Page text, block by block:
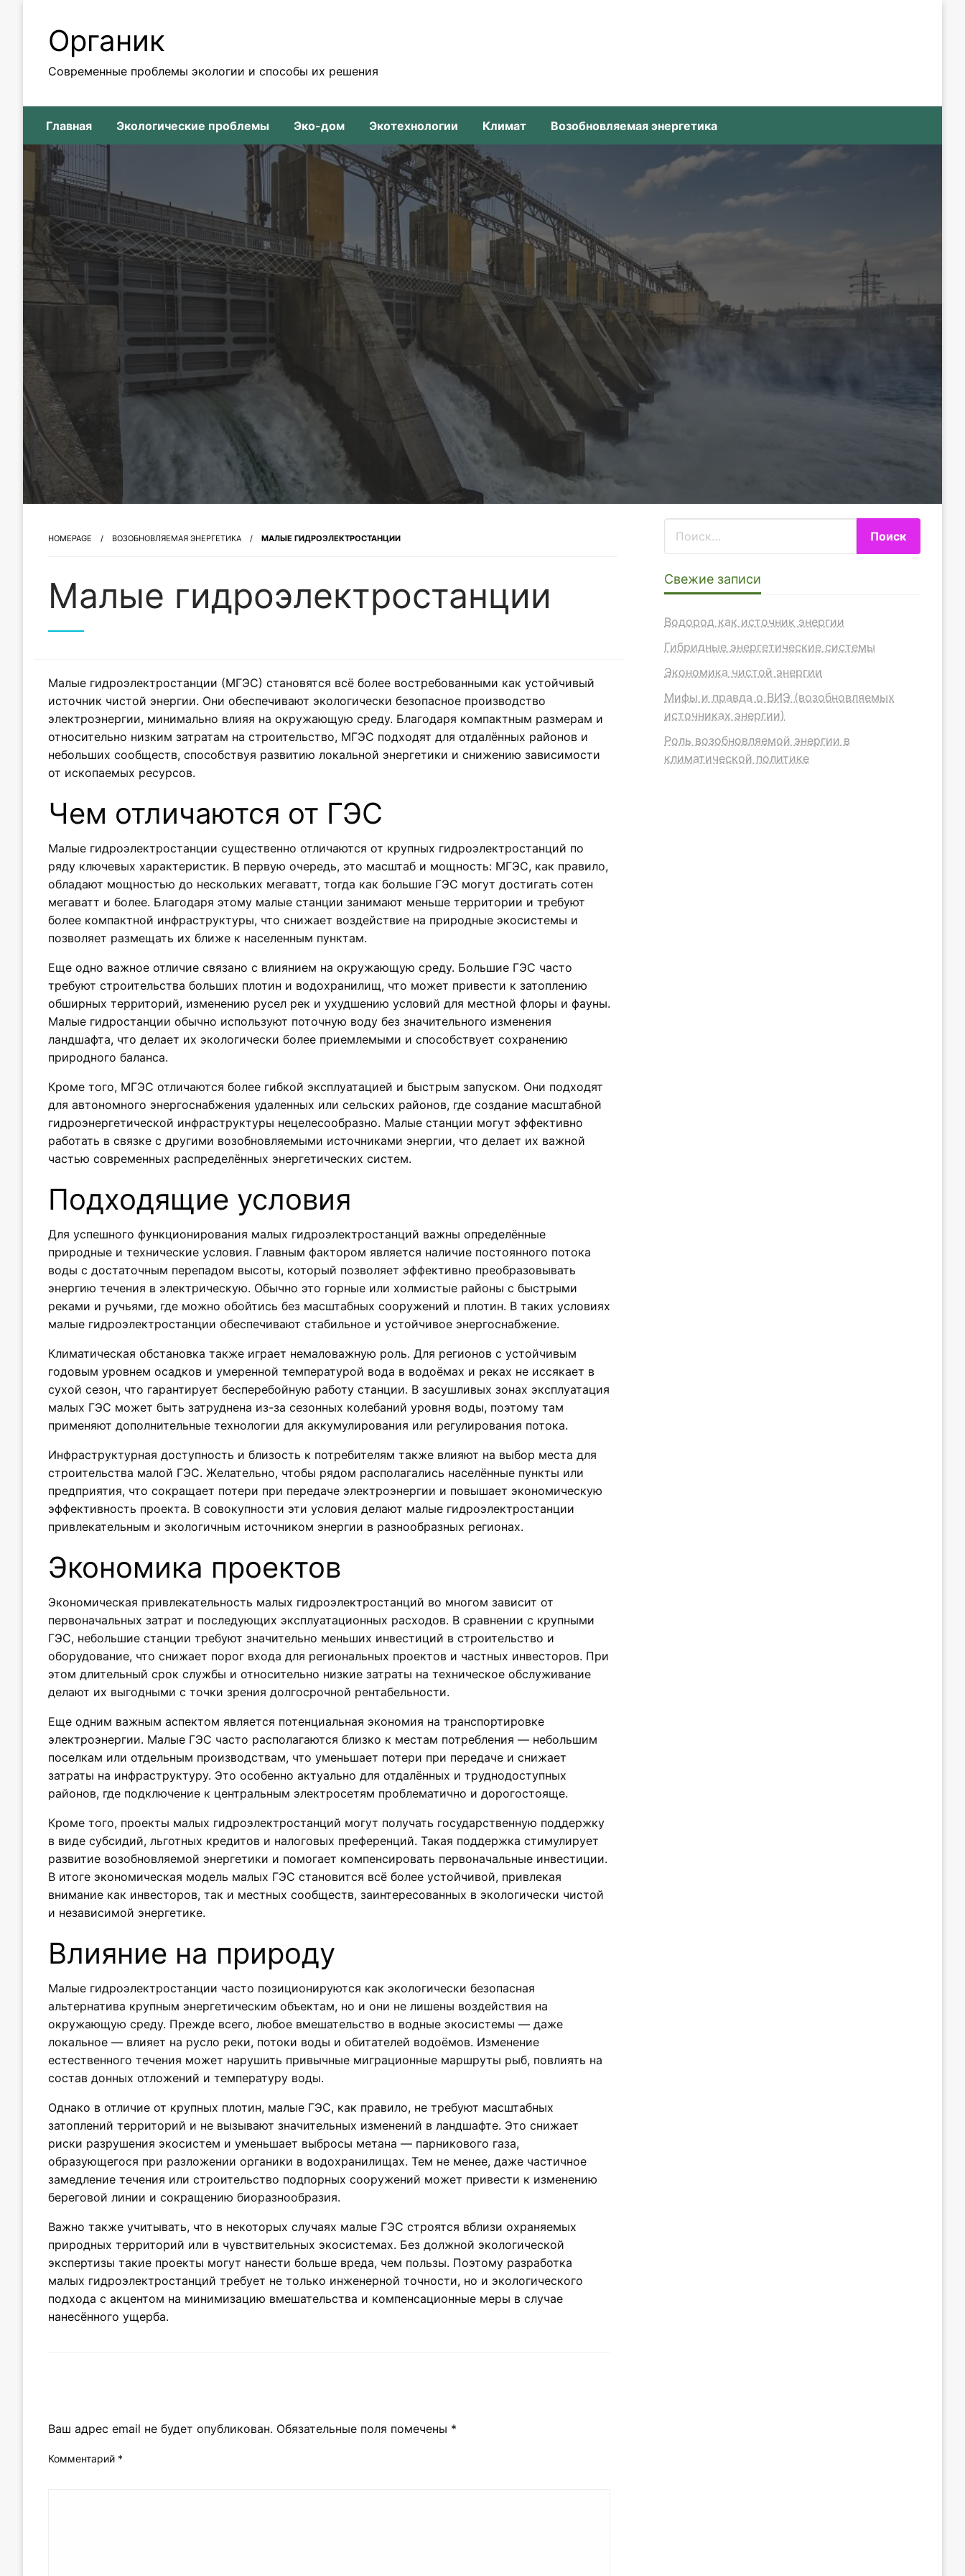
Органик
Современные проблемы экологии и способы их решения
Главная Экологические проблемы Эко-дом Экотехнологии Климат Возобновляемая энергетика
HOMEPAGE ВОЗОБНОВЛЯЕМАЯ ЭНЕРГЕТИКА МАЛЫЕ ГИДРОЭЛЕКТРОСТАНЦИИ
Малые гидроэлектростанции
Малые гидроэлектростанции (МГЭС) становятся всё более востребованными как устойчивый
источник чистой энергии. Они обеспечивают экологически безопасное производство
электроэнергии, минимально влияя на окружающую среду. Благодаря компактным размерам и
относительно низким затратам на строительство, МГЭС подходят для отдалённых районов и
небольших сообществ, способствуя развитию локальной энергетики и снижению зависимости
от ископаемых ресурсов.
Чем отличаются от ГЭС
Малые гидроэлектростанции существенно отличаются от крупных гидроэлектростанций по
ряду ключевых характеристик. В первую очередь, это масштаб и мощность: МГЭС, как правило,
обладают мощностью до нескольких мегаватт, тогда как большие ГЭС могут достигать сотен
мегаватт и более. Благодаря этому малые станции занимают меньше территории и требуют
более компактной инфраструктуры, что снижает воздействие на природные экосистемы и
позволяет размещать их ближе к населенным пунктам.
Еще одно важное отличие связано с влиянием на окружающую среду. Большие ГЭС часто
требуют строительства больших плотин и водохранилищ, что может привести к затоплению
обширных территорий, изменению русел рек и ухудшению условий для местной флоры и фауны.
Малые гидростанции обычно используют поточную воду без значительного изменения
ландшафта, что делает их экологически более приемлемыми и способствует сохранению
природного баланса.
Кроме того, МГЭС отличаются более гибкой эксплуатацией и быстрым запуском. Они подходят
для автономного энергоснабжения удаленных или сельских районов, где создание масштабной
гидроэнергетической инфраструктуры нецелесообразно. Малые станции могут эффективно
работать в связке с другими возобновляемыми источниками энергии, что делает их важной
частью современных распределённых энергетических систем.
Подходящие условия
Для успешного функционирования малых гидроэлектростанций важны определённые
природные и технические условия. Главным фактором является наличие постоянного потока
воды с достаточным перепадом высоты, который позволяет эффективно преобразовывать
энергию течения в электрическую. Обычно это горные или холмистые районы с быстрыми
реками и ручьями, где можно обойтись без масштабных сооружений и плотин. В таких условиях
малые гидроэлектростанции обеспечивают стабильное и устойчивое энергоснабжение.
Климатическая обстановка также играет немаловажную роль. Для регионов с устойчивым
годовым уровнем осадков и умеренной температурой вода в водоёмах и реках не иссякает в
сухой сезон, что гарантирует бесперебойную работу станции. В засушливых зонах эксплуатация
малых ГЭС может быть затруднена из-за сезонных колебаний уровня воды, поэтому там
применяют дополнительные технологии для аккумулирования или регулирования потока.
Инфраструктурная доступность и близость к потребителям также влияют на выбор места для
строительства малой ГЭС. Желательно, чтобы рядом располагались населённые пункты или
предприятия, что сокращает потери при передаче электроэнергии и повышает экономическую
эффективность проекта. В совокупности эти условия делают малые гидроэлектростанции
привлекательным и экологичным источником энергии в разнообразных регионах.
Экономика проектов
Экономическая привлекательность малых гидроэлектростанций во многом зависит от
первоначальных затрат и последующих эксплуатационных расходов. В сравнении с крупными
ГЭС, небольшие станции требуют значительно меньших инвестиций в строительство и
оборудование, что снижает порог входа для региональных проектов и частных инвесторов. При
этом длительный срок службы и относительно низкие затраты на техническое обслуживание
делают их выгодными с точки зрения долгосрочной рентабельности.
Еще одним важным аспектом является потенциальная экономия на транспортировке
электроэнергии. Малые ГЭС часто располагаются близко к местам потребления — небольшим
поселкам или отдельным производствам, что уменьшает потери при передаче и снижает
затраты на инфраструктуру. Это особенно актуально для отдалённых и труднодоступных
районов, где подключение к центральным электросетям проблематично и дорогостояще.
Кроме того, проекты малых гидроэлектростанций могут получать государственную поддержку
в виде субсидий, льготных кредитов и налоговых преференций. Такая поддержка стимулирует
развитие возобновляемой энергетики и помогает компенсировать первоначальные инвестиции.
В итоге экономическая модель малых ГЭС становится всё более устойчивой, привлекая
внимание как инвесторов, так и местных сообществ, заинтересованных в экологически чистой
и независимой энергетике.
Влияние на природу
Малые гидроэлектростанции часто позиционируются как экологически безопасная
альтернатива крупным энергетическим объектам, но и они не лишены воздействия на
окружающую среду. Прежде всего, любое вмешательство в водные экосистемы — даже
локальное — влияет на русло реки, потоки воды и обитателей водоёмов. Изменение
естественного течения может нарушить привычные миграционные маршруты рыб, повлиять на
состав донных отложений и температуру воды.
Однако в отличие от крупных плотин, малые ГЭС, как правило, не требуют масштабных
затоплений территорий и не вызывают значительных изменений в ландшафте. Это снижает
риски разрушения экосистем и уменьшает выбросы метана — парникового газа,
образующегося при разложении органики в водохранилищах. Тем не менее, даже частичное
замедление течения или строительство подпорных сооружений может привести к изменению
береговой линии и сокращению биоразнообразия.
Важно также учитывать, что в некоторых случаях малые ГЭС строятся вблизи охраняемых
природных территорий или в чувствительных экосистемах. Без должной экологической
экспертизы такие проекты могут нанести больше вреда, чем пользы. Поэтому разработка
малых гидроэлектростанций требует не только инженерной точности, но и экологического
подхода с акцентом на минимизацию вмешательства и компенсационные меры в случае
нанесённого ущерба.
Ваш адрес email не будет опубликован. Обязательные поля помечены *
Комментарий *
Свежие записи
Водород как источник энергии
Гибридные энергетические системы
Экономика чистой энергии
Мифы и правда о ВИЭ (возобновляемых
источниках энергии)
Роль возобновляемой энергии в
климатической политике